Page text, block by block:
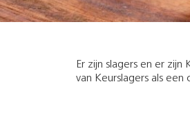
Er zijn slagers en er
van Keurslagers als